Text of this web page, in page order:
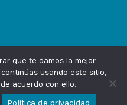
OnlineIngenium.Marketing
que te damos la mejor
usando este sitio,
acuerdo con ello.
Política de privacidad